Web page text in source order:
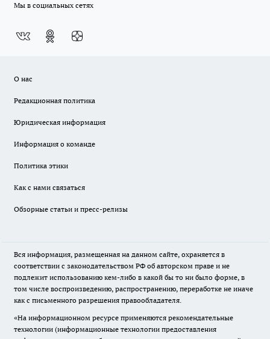
Мы в социальных сетях
О нас
Редакционная политика
Юридическая информация
Информация о команде
Политика этики
Как с нами связаться
Обзорные статьи и пресс-релизы
Вся информация, размещенная на данном сайте, охраняется в
соответствии с законодательством РФ об авторском праве и не
подлежит использованию кем-либо в какой бы то ни было форме, в
том числе воспроизведению, распространению, переработке не иначе
как с письменного разрешения правообладателя.
«На информационном ресурсе применяются рекомендательные
технологии (информационные технологии предоставления